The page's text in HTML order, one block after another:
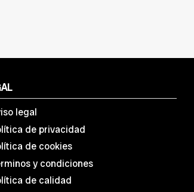
legal
de privacidad
de cookies
y condiciones
de calidad